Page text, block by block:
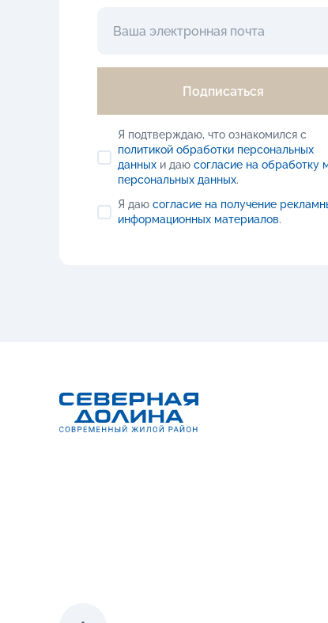
Подписаться
Я подтверждаю, что ознакомился с
политикой обработки персональных
данныхи даю согласие на обработку
персональных данных.
Я даю согласие на получение
информационных материалов.